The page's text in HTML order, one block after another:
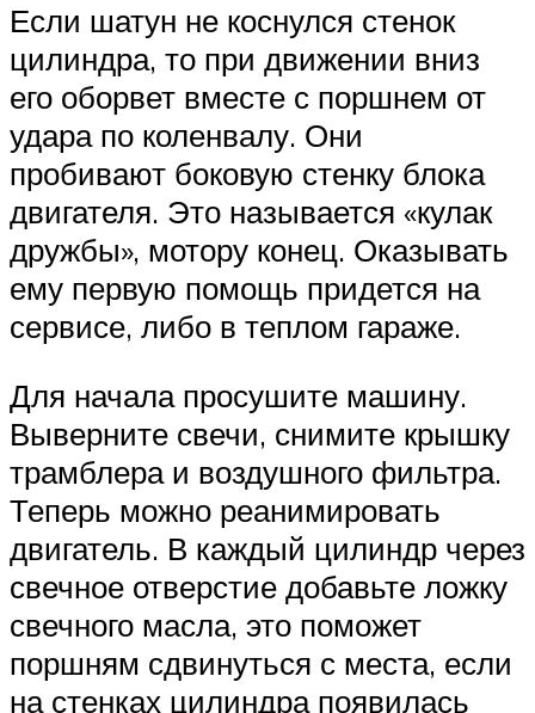
Если шатун не коснулся стенок
цилиндра, то при движении вниз
его оборвет вместе с поршнем от
удара по коленвалу. Они
пробивают боковую стенку блока
двигателя. Это называется «кулак
дружбы», мотору конец. Оказывать
ему первую помощь придется на
сервисе, либо в теплом гараже.
Для начала просушите машину.
Выверните свечи, снимите крышку
трамблера и воздушного фильтра.
Теперь можно реанимировать
двигатель. В каждый цилиндр через
свечное отверстие добавьте ложку
свечного масла, это поможет
поршням сдвинуться с места, если
на стенках цилиндра появилась